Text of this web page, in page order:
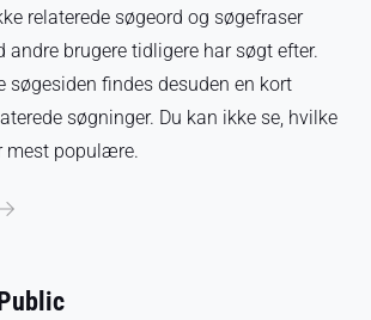
relaterede søgeord og søgefraser
andre brugere tidligere har søgt efter.
søgesiden findes desuden en kort
søgninger. Du kan ikke se, hvilke
mest populære.